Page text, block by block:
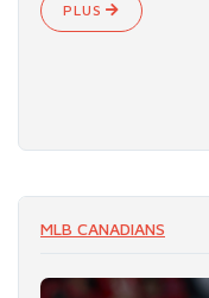
PLUS
MLB CANADIANS